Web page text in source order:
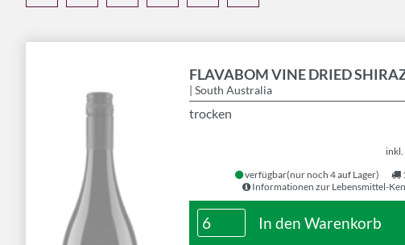
FLAVABOM VINE DRIED
| South Australia
trocken
inkl.
verfügbar(nur noch 4 auf Lager)
Informationen zur Lebensmittel-